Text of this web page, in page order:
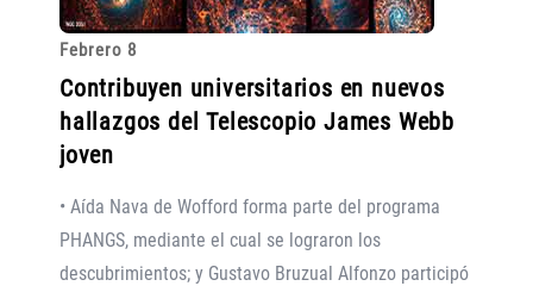
Febrero 8
Contribuyen universitarios en nuevos
hallazgos del Telescopio James Webb
joven
• Aída Nava de Wofford forma parte del programa
PHANGS, mediante el cual se lograron los
descubrimientos; y Gustavo Bruzual Alfonzo participó